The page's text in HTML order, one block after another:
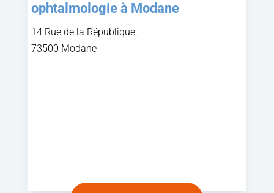
ophtalmologie à Modane
14 Rue de la République,
73500 Modane